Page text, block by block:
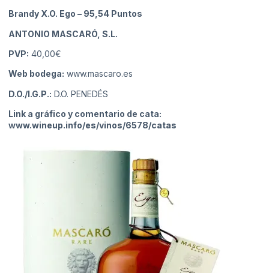
Brandy X.O. Ego – 95,54 Puntos
ANTONIO MASCARÓ, S.L.
PVP: 40,00€
Web bodega: www.mascaro.es
D.O./I.G.P.: D.O. PENEDÉS
Link a gráfico y comentario de cata:
www.wineup.info/es/vinos/6578/catas